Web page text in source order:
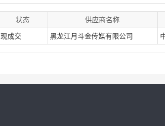
状态 供应商名称
现成交 黑龙江月斗金传媒有限公司